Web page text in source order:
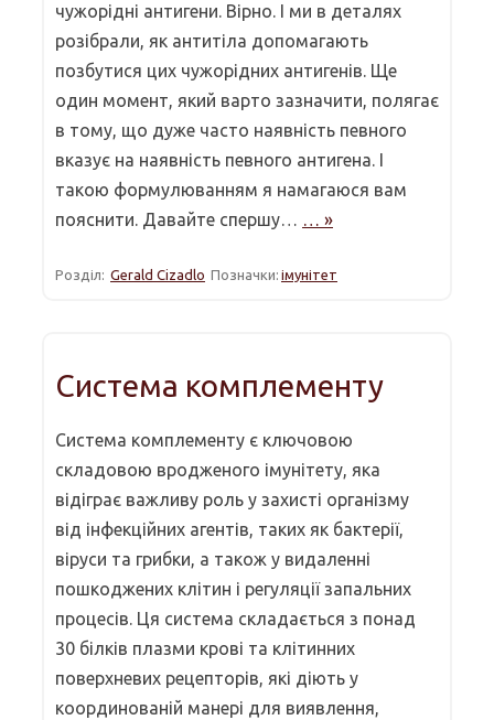
чужорідні антигени. Вірно. І ми в деталях
розібрали, як антитіла допомагають
позбутися цих чужорідних антигенів. Ще
один момент, який варто зазначити, полягає
в тому, що дуже часто наявність певного
вказує на наявність певного антигена. І
такою формулюванням я намагаюся вам
пояснити. Давайте спершу… … »
Розділ: Gerald Cizadlo Позначки: імунітет
Система комплементу
Система комплементу є ключовою
складовою вродженого імунітету, яка
відіграє важливу роль у захисті організму
від інфекційних агентів, таких як бактерії,
віруси та грибки, а також у видаленні
пошкоджених клітин і регуляції запальних
процесів. Ця система складається з понад
30 білків плазми крові та клітинних
поверхневих рецепторів, які діють у
координованій манері для виявлення,